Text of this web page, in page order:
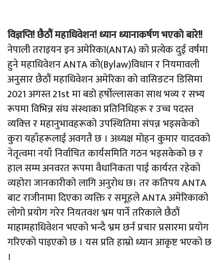
विज्ञप्ति! छैठौं महाधिवेशन! ध्यान ध्यानाकर्षण भएको बारे!!
नेपाली तराइयन इन अमेरिका(ANTA) को प्रत्येक दुई वर्षमा
हुने महाधिवेशन ANTA को(Bylaw)विधान र नियमावली
अनुसार छैठौं महाधिवेशन अमेरिका को वासिङटन डिसिमा
2021 अगस्त 21st मा बडो हर्षोल्लासका साथ भव्य र सभ्य
रूपमा विभिन्न संघ संस्थाका प्रतिनिधिहरू र उच्च पदस्त
व्यक्त्ति र महानुभावहरूको उपस्थितिमा संपन्न भइसकेको
कुरा यहाँहरूलाई अवगतै छ । अध्यक्ष मोहन कुमार यादवको
नेतृत्वमा नयाँ निर्वाचित कार्यसमिति गठन भइसकेको छ र
हाल सम्म अनवरत रूपमा वैधानिकता पाई कार्यरत रहेको
व्यहोरा जानकारीको लागि अनुरोध छ। तर कतिपय ANTA
बाट राजीनामा दिएका व्यक्ति र समूहले ANTA अमेरिकाको
लोगो प्रयोग गरेर नियतवश भ्रम पार्ने तरिकाले छैठौं
माहामहाधिवेशन भएको भन्दै भ्रम छर्न प्रचार प्रसारमा प्रयोग
गरिएको पाइएको छ । यस प्रति हाम्रो ध्यान आकृष्ट भएको छ
।